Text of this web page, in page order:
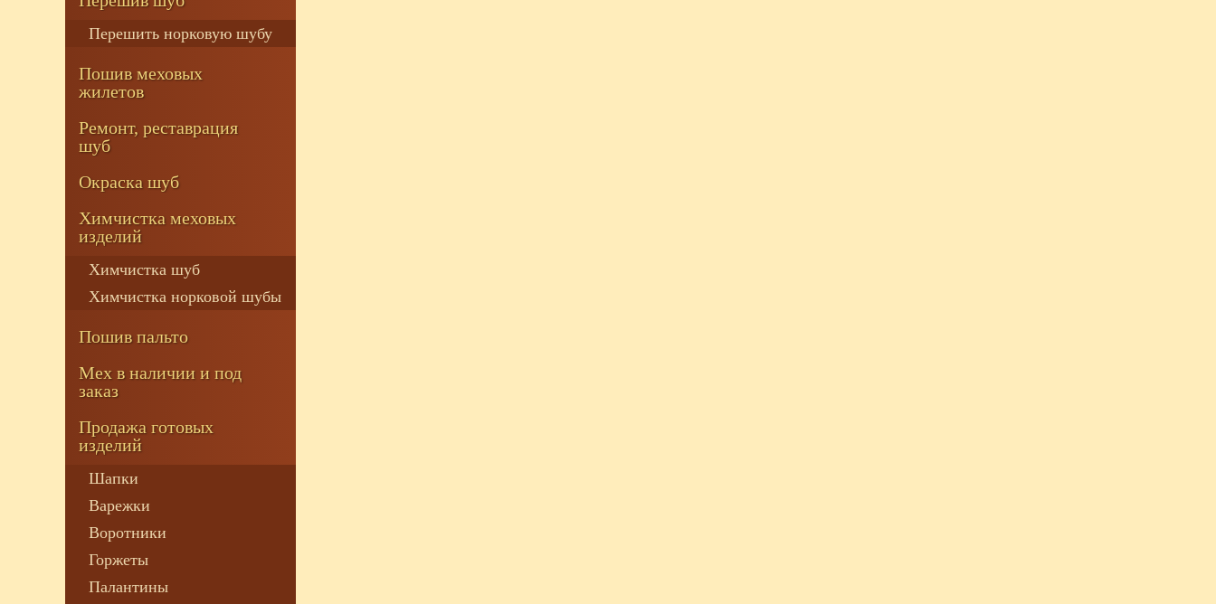
Перешить норковую шубу
Пошив меховых
жилетов
Ремонт, реставрация
шуб
Окраска шуб
Химчистка меховых
изделий
Химчистка шуб
Химчистка норковой шубы
Пошив пальто
Мех в наличии и под
заказ
Продажа готовых
изделий
Шапки
Варежки
Воротники
Горжеты
Палантины